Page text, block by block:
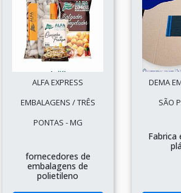
ALFA EXPRESS
EMBALAGENS / TRÊS
PONTAS - MG
fornecedores de
embalagens de
polietileno
DEMA
SÃO
Fabrica